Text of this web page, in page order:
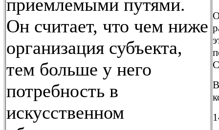
приемлемыми путями.
Он считает, что чем ниже
организация субъекта,
тем больше у него
потребность в
искусственном